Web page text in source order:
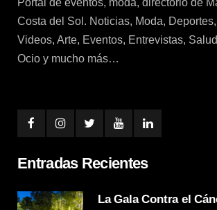
Portal de eventos, moda, directorio de
Costa del Sol. Noticias, Moda,
Videos, Arte, Eventos, Entrevistas,
Ocio y mucho más…
Entradas Recientes
La Gala Contra el